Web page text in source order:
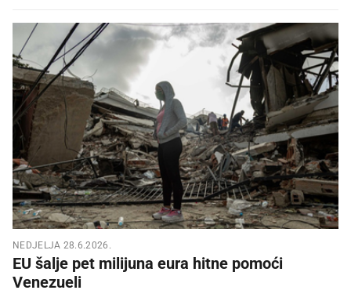
NEDJELJA 28.6.2026.
EU šalje pet milijuna eura hitne pomoći
Venezueli